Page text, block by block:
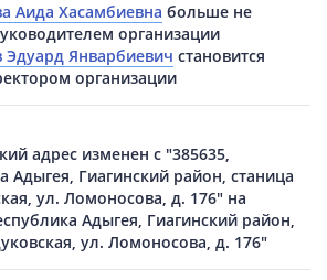
Аида Хасамбиевна больше не
организации
Эдуард Январбиевич становится
организации
адрес изменен с "385635,
Адыгея, Гиагинский район, станица
ул. Ломоносова, д. 176" на
Адыгея, Гиагинский район,
ул. Ломоносова, д. 176"